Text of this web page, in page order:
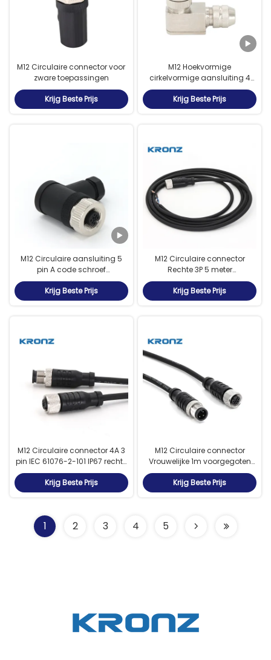
M12 Circulaire connector voor
zware toepassingen
Krijg Beste Prijs
M12 Hoekvormige
cirkelvormige aansluiting 4
pinnen Mannelijke volmetalen
veldgeassembleerde
aansluiting
Krijg Beste Prijs
M12 Circulaire aansluiting 5
pin A code schroef
vergrendeling stekker
Vrouwelijke hoek
Krijg Beste Prijs
M12 Circulaire connector
Rechte 3P 5 meter
sensorconnectoren met
vooraf gegoten PVC-kabel
Krijg Beste Prijs
M12 Circulaire connector 4A 3
pin IEC 61076-2-101 IP67 rechte
kabel voor sensoren
Krijg Beste Prijs
M12 Circulaire connector
Vrouwelijke 1m voorgegoten
kabel IP67 waterdicht 3 pin A-
codering
Krijg Beste Prijs
1 2 3 4 5